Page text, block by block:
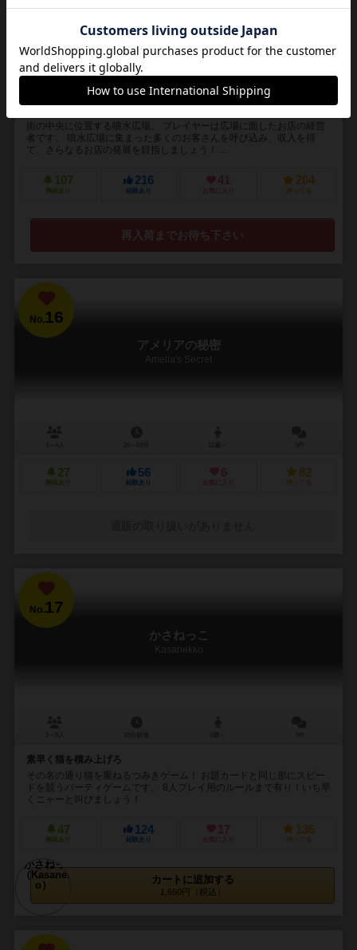
2～4人 40～60分
広場に集まるお客さんを呼び込もう！お客さんが自分のお店に入って
くれたら収入が得られる！収入を得たら広告を出したり、公共建築物
街の中央に位置する噴水広場。 プレイヤーは広場に面したお店の経営
者です。 噴水広場に集まった多くのお客さんを呼び込み、収入を得
て、さらなるお店の発展を目指しましょう！ ...
107
興味あり
216
経験あり
41
お気に入り
204
持ってる
再入荷までお待ち下さい
No. 16
アメリアの秘密
Amelia's Secret
27
興味あり
56
経験あり
6
お気に入り
82
持ってる
No.17
かさねっこ
Kasanekko
素早く猫を積み上げろ
その名の通り猫を重ねるつみきゲーム！ お題カードと同じ形にスピー
ドを競うパーティゲームです。 8人プレイ用のルールまで有り！いち早
くニャーと叫びましょう！
47
興味あり
124
経験あり
17
お気に入り
135
持ってる
カートに追加する
1,650円（税込）